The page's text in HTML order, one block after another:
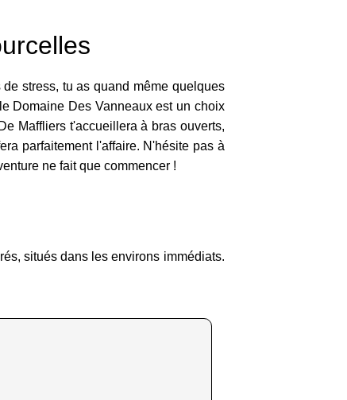
stress, tu as quand même quelques
Domaine Des Vanneaux est un choix
Maffliers t'accueillera à bras ouverts,
parfaitement l'affaire. N'hésite pas à
ne fait que commencer !
situés dans les environs immédiats.